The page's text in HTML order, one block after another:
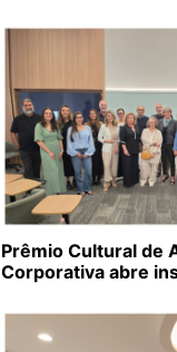
Prêmio Cultural de
Corporativa abre